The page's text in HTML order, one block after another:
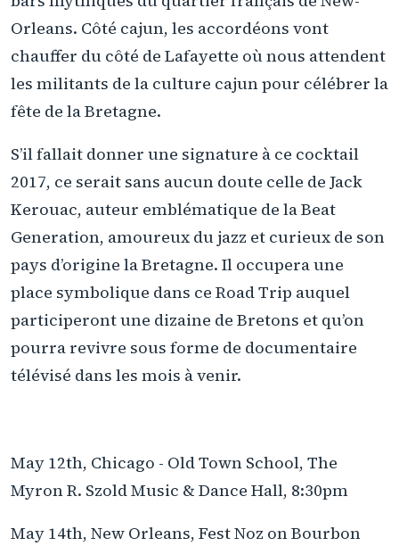
Orleans. Côté cajun, les accordéons vont
chauffer du côté de Lafayette où nous attendent
les militants de la culture cajun pour célébrer la
fête de la Bretagne.
S’il fallait donner une signature à ce cocktail
2017, ce serait sans aucun doute celle de Jack
Kerouac, auteur emblématique de la Beat
Generation, amoureux du jazz et curieux de son
pays d’origine la Bretagne. Il occupera une
place symbolique dans ce Road Trip auquel
participeront une dizaine de Bretons et qu’on
pourra revivre sous forme de documentaire
télévisé dans les mois à venir.
May 12th, Chicago - Old Town School, The
Myron R. Szold Music & Dance Hall, 8:30pm
May 14th, New Orleans, Fest Noz on Bourbon